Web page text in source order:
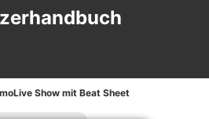
Show mit Beat Sheet